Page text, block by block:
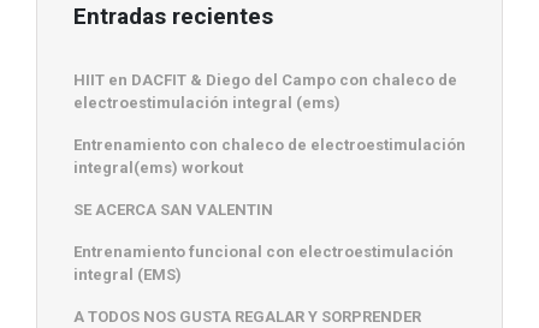
Entradas recientes
HIIT en DACFIT & Diego del Campo con chaleco de
electroestimulación integral (ems)
Entrenamiento con chaleco de electroestimulación
integral(ems) workout
SE ACERCA SAN VALENTIN
Entrenamiento funcional con electroestimulación
integral (EMS)
A TODOS NOS GUSTA REGALAR Y SORPRENDER